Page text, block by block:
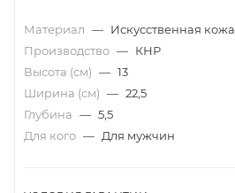
Материал — Искусственная кожа
Производство — КНР
Высота (см) — 13
Ширина (см) — 22,5
Глубина — 5,5
Для кого — Для мужчин